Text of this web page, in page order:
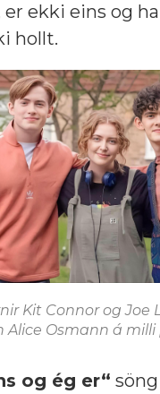
er ekki eins og
hollt.
Kit Connor og Joe
Alice Osmann á milli
og ég er“